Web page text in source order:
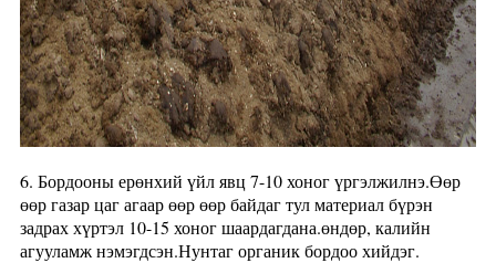
6. Бордооны ерөнхий үйл явц 7-10 хоног үргэлжилнэ.Өөр
өөр газар цаг агаар өөр өөр байдаг тул материал бүрэн
задрах хүртэл 10-15 хоног шаардагдана.өндөр, калийн
агууламж нэмэгдсэн.Нунтаг органик бордоо хийдэг.